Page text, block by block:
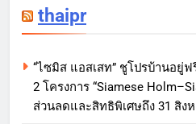
thaipr
“ไซมิส แอสเสท” ชูโปรบ้านอยู่
2 โครงการ “Siamese
ส่วนลดและสิทธิพิเศษถึง 31 สิง